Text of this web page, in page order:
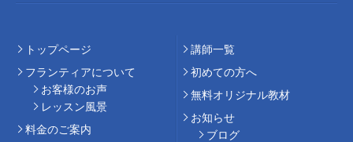
トップページ
フランティアについて
お客様のお声
レッスン風景
料⾦のご案内
講師⼀覧
初めての⽅へ
無料オリジナル教材
お知らせ
ブログ